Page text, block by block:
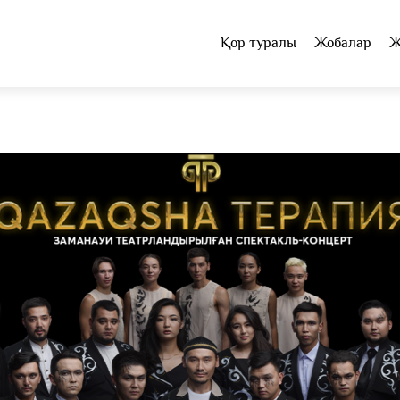
Қор туралы Жобалар